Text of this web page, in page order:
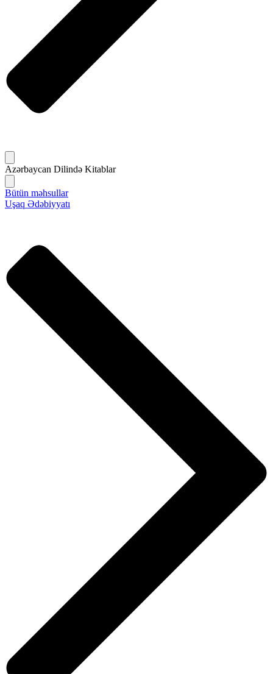
Azərbaycan Dilində Kitablar
Bütün məhsullar
Uşaq Ədəbiyyatı